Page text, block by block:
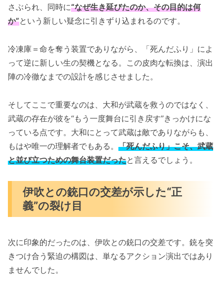
さぶられ、同時に“なぜ生き延びたのか、その目的は何
か”という新しい疑念に引きずり込まれるのです。
冷凍庫＝命を奪う装置でありながら、「死んだふり」によ
って逆に新しい生の契機となる。この皮肉な転換は、演出
陣の冷徹なまでの設計を感じさせました。
そしてここで重要なのは、大和が武蔵を救うのではなく、
武蔵の存在が彼を“もう一度舞台に引き戻す”きっかけにな
っている点です。大和にとって武蔵は敵でありながらも、
もはや唯一の理解者でもある。 「死んだふり」こそ、武蔵
と並び立つための舞台装置だったと言えるでしょう。
伊吹との銃口の交差が示した“正
義”の裂け目
次に印象的だったのは、伊吹との銃口の交差です。銃を突
きつけ合う緊迫の構図は、単なるアクション演出ではあり
ませんでした。